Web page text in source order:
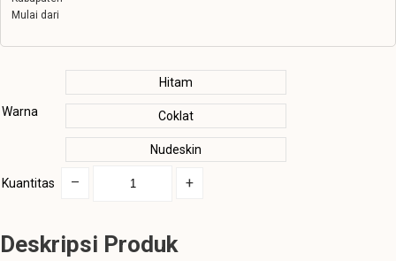
Mulai dari
Warna
Hitam
Coklat
Nudeskin
Kuantitas – +
Deskripsi Produk